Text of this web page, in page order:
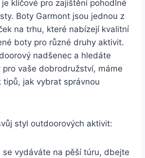
‍klíčové pro zajištění pohodlné
Boty Garmont⁣ jsou jednou⁤ z
na trhu, které‌ nabízejí kvalitní‌
boty ⁤pro různé‍ druhy aktivit.
nadšenec ‌a hledáte‍
pro vaše dobrodružství, ‌máme
​tipů, jak vybrat správnou
styl outdoorových aktivit:
se vydáváte na pěší túru, ⁢dbejte